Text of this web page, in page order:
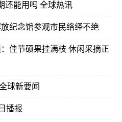
还能用吗 全球热讯
纪念馆参观市民络绎不绝
佳节硕果挂满枝 休闲采摘正
球新要闻
播报